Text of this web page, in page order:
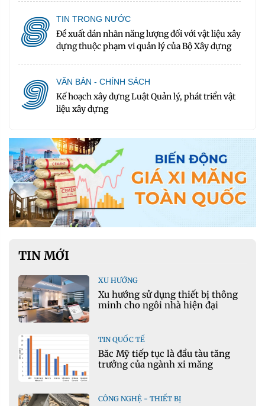
8 TIN TRONG NƯỚC
Đề xuất dán nhãn năng lượng đối với vật liệu xây
dựng thuộc phạm vi quản lý của Bộ Xây dựng
9 VĂN BẢN - CHÍNH SÁCH
Kế hoạch xây dựng Luật Quản lý, phát triển vật
liệu xây dựng
TIN MỚI
XU HƯỚNG
Xu hướng sử dụng thiết bị thông
minh cho ngôi nhà hiện đại
TIN QUỐC TẾ
Bắc Mỹ tiếp tục là đầu tàu tăng
trưởng của ngành xi măng
CÔNG NGHỆ - THIẾT BỊ